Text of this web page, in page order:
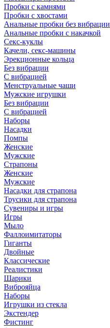
Пробки с камнями
Пробки с хвостами
Анальные пробки без вибрации
Анальные пробки с накачкой
Секс-куклы
Качели, секс-машины
Эрекционные кольца
Без вибрации
С вибрацией
Менструальные чаши
Мужские игрушки
Без вибрации
С вибрацией
Наборы
Насадки
Помпы
Женские
Мужские
Страпоны
Женские
Мужские
Насадки для страпона
Трусики для страпона
Сувениры и игры
Игры
Мыло
Фаллоимитаторы
Гиганты
Двойные
Классические
Реалистики
Шарики
Виброяйца
Наборы
Игрушки из стекла
Экстендер
Фистинг